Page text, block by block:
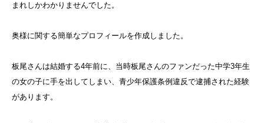
まれしかわかりませんでした。
奥様に関する簡単なプロフィールを作成しました。
板尾さんは結婚する4年前に、当時板尾さんのファンだった中学3年生
の女の子に手を出してしまい、青少年保護条例違反で逮捕された経験
があります。